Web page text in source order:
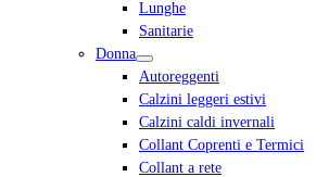
Lunghe
Sanitarie
Donna
Autoreggenti
Calzini leggeri estivi
Calzini caldi invernali
Collant Coprenti e Termici
Collant a rete